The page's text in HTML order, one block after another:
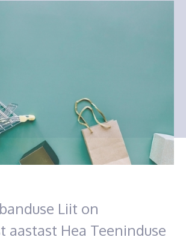
Liit on
aastast Hea Teeninduse